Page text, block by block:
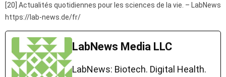
[20] Actualités quotidiennes pour les sciences de la vie. – LabNews
https://lab-news.de/fr/
LabNews Media LLC
LabNews: Biotech. Digital Health.